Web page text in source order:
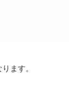
ます。